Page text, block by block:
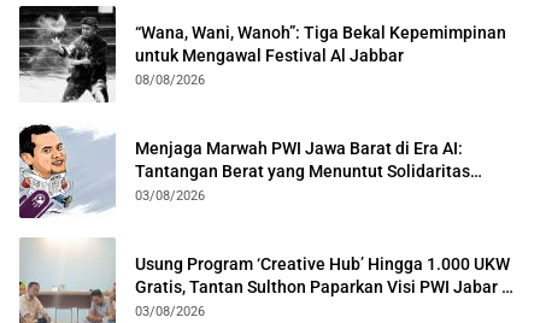
“Wana, Wani, Wanoh”: Tiga Bekal Kepemimpinan
untuk Mengawal Festival Al Jabbar
08/08/2026
Menjaga Marwah PWI Jawa Barat di Era AI:
Tantangan Berat yang Menuntut Solidaritas
Lintas Generasi
03/08/2026
Usung Program ‘Creative Hub’ Hingga 1.000 UKW
Gratis, Tantan Sulthon Paparkan Visi PWI Jabar di
Kota Bogor
03/08/2026